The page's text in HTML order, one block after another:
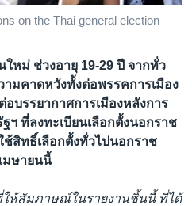
on the Thai general election
หม่ ช่วงอายุ 19-29 ปี จากทั่ว
มคาดหวังทั้งต่อพรรคการเมือง
บรรยากาศการเมืองหลังการ
ฯ ที่ลงทะเบียนเลือกตั้งนอกราช
ช้สิทธิ์เลือกตั้งทั่วไปนอกราช
มษายนนี้
ให้สัมภาษณ์ในรายงานชิ้นนี้ ที่ได้